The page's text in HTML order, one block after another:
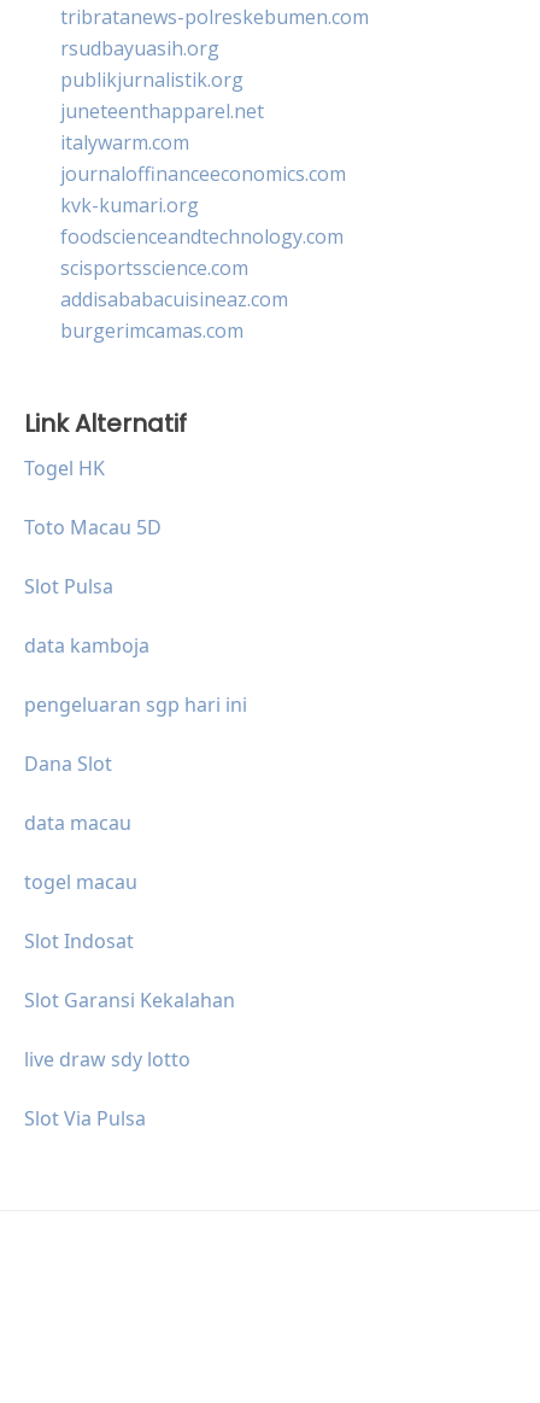
tribratanews-polreskebumen.com
rsudbayuasih.org
publikjurnalistik.org
juneteenthapparel.net
italywarm.com
journaloffinanceeconomics.com
kvk-kumari.org
foodscienceandtechnology.com
scisportsscience.com
addisababacuisineaz.com
burgerimcamas.com
Link Alternatif
Togel HK
Toto Macau 5D
Slot Pulsa
data kamboja
pengeluaran sgp hari ini
Dana Slot
data macau
togel macau
Slot Indosat
Slot Garansi Kekalahan
live draw sdy lotto
Slot Via Pulsa